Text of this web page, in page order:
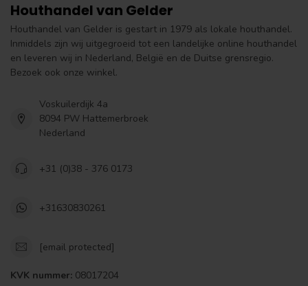
Houthandel van Gelder
Houthandel van Gelder is gestart in 1979 als lokale houthandel.
Inmiddels zijn wij uitgegroeid tot een landelijke online houthandel
en leveren wij in Nederland, België en de Duitse grensregio.
Bezoek ook onze winkel.
Voskuilerdijk 4a
8094 PW Hattemerbroek
Nederland
+31 (0)38 - 376 0173
+31630830261
[email protected]
KVK nummer: 08017204